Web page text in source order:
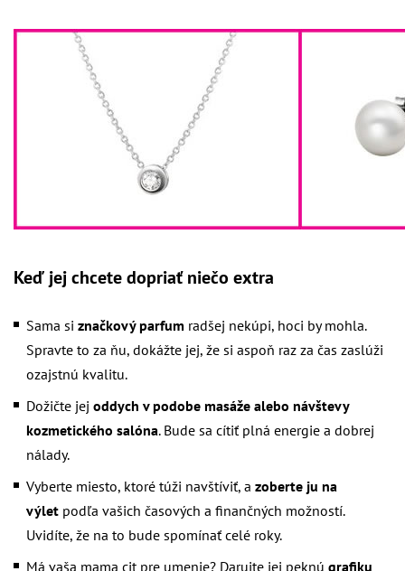
Keď jej chcete dopriať niečo extra
Sama si značkový parfum radšej nekúpi, hoci by mohla.
Spravte to za ňu, dokážte jej, že si aspoň raz za čas zaslúži
ozajstnú kvalitu.
Dožičte jej oddych v podobe masáže alebo návštevy
kozmetického salóna. Bude sa cítiť plná energie a dobrej
nálady.
Vyberte miesto, ktoré túži navštíviť, a zoberte ju na
výlet podľa vašich časových a finančných možností.
Uvidíte, že na to bude spomínať celé roky.
Má vaša mama cit pre umenie? Darujte jej peknú grafiku